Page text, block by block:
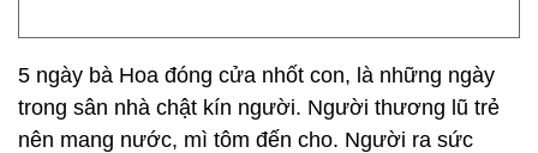
5 ngày bà Hoa đóng cửa nhốt con, là những ngày
trong sân nhà chật kín người. Người thương lũ trẻ
nên mang nước, mì tôm đến cho. Người ra sức